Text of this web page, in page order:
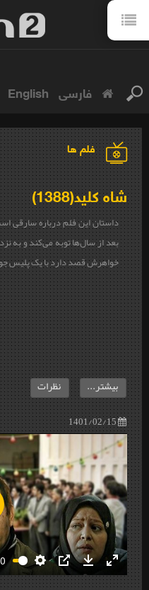
فارسی English
فلم ها
شاه کلید(1388)
داستان این فلم درباره سارقی
بعد از سال‌ها توبه می‌کند و به
خواهرش قصد دارد با یک پلیس
1401/02/15
بیشتر... نظرات
Settings
PIP Download
Enter